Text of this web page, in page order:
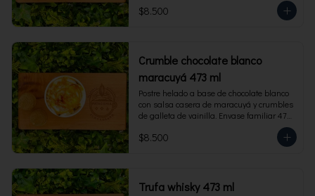
$8.500
Crumble chocolate blanco
maracuyá 473 ml
Postre helado a base de chocolate blanco
con salsa casera de maracuyá y crumbles
de galleta de vainilla. Envase familiar 473
$8.500
Trufa whisky 473 ml